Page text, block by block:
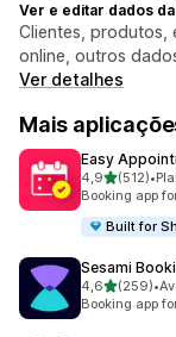
Ver e editar dados
Clientes, produtos,
online, outros
Ver detalhes
Mais
Easy
4,9de 5(512)
512 total de
•
Booking app
Built for
Sesami
4,6de 5(259)
259 total de•
Booking app